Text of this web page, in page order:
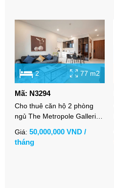
2 77 m2
Mã: N3294
Cho thuê căn hộ 2 phòng
ngủ The Metropole Galleria
Giá: 50,000,000 VND /
tháng